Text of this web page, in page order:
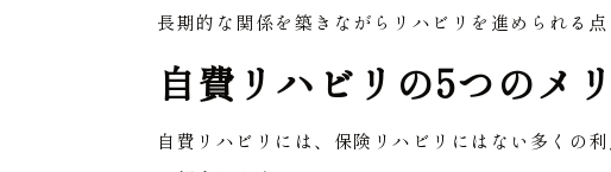
長期的な関係を築きながらリハビリを進められる点
自費リハビリの5つのメ
自費リハビリには、保険リハビリにはない多くの